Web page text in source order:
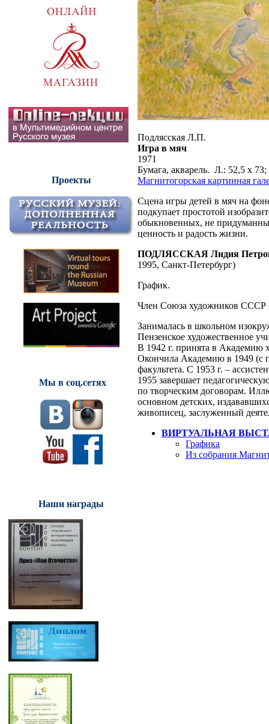
Проекты
Мы в соц.сетях
Наши награды
Подлясская Л.П.
Игра в мяч
1971
Бумага, акварель. Л.: 52,5 х
Магнитогорская картинная
Сцена игры детей в мяч на
подкупает простотой
обыкновенных, не
ценность и радость жизни.
ПОДЛЯССКАЯ Лидия
1995, Санкт-Петербург)
График.
Член Союза художников СССР
Занималась в школьном
Пензенское художественное
В 1942 г. принята в Академию
Окончила Академию в 1949 (с
факультета. С 1953 г. –
1955 завершает
по творческим договорам.
основном детских,
живописец, заслуженный
ВИРТУАЛЬНАЯ
Графика
Из собрания